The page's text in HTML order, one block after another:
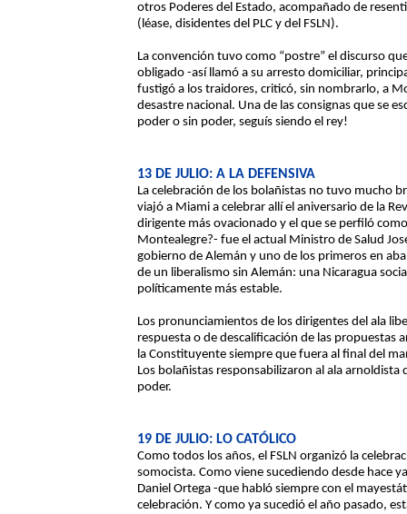
otros Poderes del Estado, acompañado de
(léase, disidentes del PLC y del FSLN).
La convención tuvo como “postre” el discurso
obligado -así llamó a su arresto domiciliar,
fustigó a los traidores, criticó, sin nombrarlo, a
desastre nacional. Una de las consignas que se
poder o sin poder, seguís siendo el rey!
13 DE JULIO: A LA DEFENSIVA
La celebración de los bolañistas no tuvo mucho
viajó a Miami a celebrar allí el aniversario de la
dirigente más ovacionado y el que se perfiló
Montealegre?- fue el actual Ministro de Salud
gobierno de Alemán y uno de los primeros en
de un liberalismo sin Alemán: una Nicaragua
políticamente más estable.
Los pronunciamientos de los dirigentes del ala
respuesta o de descalificación de las propuestas
la Constituyente siempre que fuera al final del
Los bolañistas responsabilizaron al ala
poder.
19 DE JULIO: LO CATÓLICO
Como todos los años, el FSLN organizó la
somocista. Como viene sucediendo desde hace
Daniel Ortega -que habló siempre con el
celebración. Y como ya sucedió el año pasado,